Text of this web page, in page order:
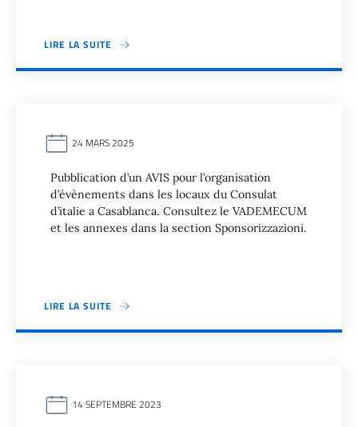
LIRE LA SUITE
24 MARS 2025
Pubblication d’un AVIS pour l’organisation
d’évènements dans les locaux du Consulat
d’italie a Casablanca. Consultez le VADEMECUM
et les annexes dans la section Sponsorizzazioni.
LIRE LA SUITE
14 SEPTEMBRE 2023